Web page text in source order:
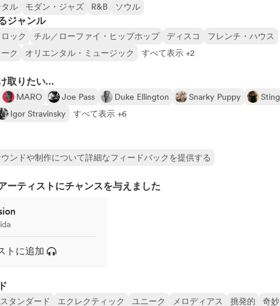
ル
モダン・ジャズ R&B ソウル
ジャンル
ック チル／ローファイ・ヒップホップ ディスコ
フレンチ・ハウス
ク
オリエンタル・ミュージック すべて表示 +2
取りたい…
MARO Joe Pass Duke Ellington Snarky Puppy
Sting
Igor Stravinsky すべて表示 +6
ンドや制作について詳細なフィードバックを提供する
ーティストにチャンスを与えました
トに追加
スタンダード エクレクティック ユニーク メロディアス 挑発的 奇妙